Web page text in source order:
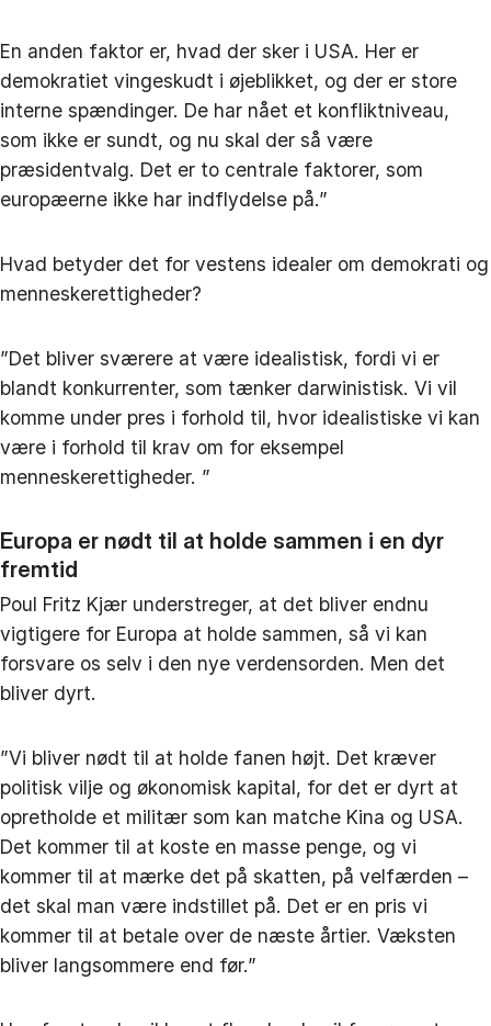
En anden faktor er, hvad der sker i USA. Her er
demokratiet vingeskudt i øjeblikket, og der er store
interne spændinger. De har nået et konfliktniveau,
som ikke er sundt, og nu skal der så være
præsidentvalg. Det er to centrale faktorer, som
europæerne ikke har indflydelse på.”
Hvad betyder det for vestens idealer om demokrati og
menneskerettigheder?
”Det bliver sværere at være idealistisk, fordi vi er
blandt konkurrenter, som tænker darwinistisk. Vi vil
komme under pres i forhold til, hvor idealistiske vi kan
være i forhold til krav om for eksempel
menneskerettigheder. ”
Europa er nødt til at holde sammen i en dyr
fremtid
Poul Fritz Kjær understreger, at det bliver endnu
vigtigere for Europa at holde sammen, så vi kan
forsvare os selv i den nye verdensorden. Men det
bliver dyrt.
”Vi bliver nødt til at holde fanen højt. Det kræver
politisk vilje og økonomisk kapital, for det er dyrt at
opretholde et militær som kan matche Kina og USA.
Det kommer til at koste en masse penge, og vi
kommer til at mærke det på skatten, på velfærden –
det skal man være indstillet på. Det er en pris vi
kommer til at betale over de næste årtier. Væksten
bliver langsommere end før.”